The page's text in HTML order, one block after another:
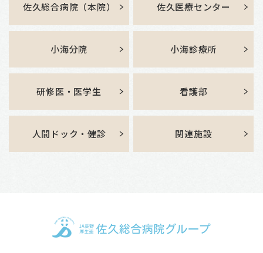
佐久総合病院（本院） 佐久医療センター
小海分院 小海診療所
研修医・医学生 看護部
人間ドック・健診 関連施設